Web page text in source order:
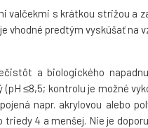
valčekmi s krátkou strižou a
vhodné predtým vyskúšať na
a biologického
≤8,5; kontrolu je možné
napr. akrylovou alebo
triedy 4 a menšej. Nie je